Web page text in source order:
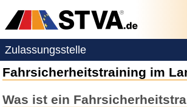
Zulassungsstelle
Fahrsicherheitstraining im
Was ist ein